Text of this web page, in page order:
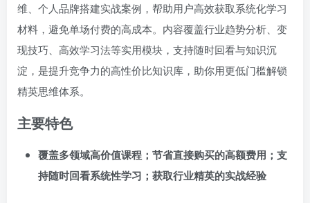
维、个人品牌搭建实战案例，帮助用户高效获取系统化学习
材料，避免单场付费的高成本。内容覆盖行业趋势分析、变
现技巧、高效学习法等实用模块，支持随时回看与知识沉
淀，是提升竞争力的高性价比知识库，助你用更低门槛解锁
精英思维体系。
主要特色
覆盖多领域高价值课程；节省直接购买的高额费用；支
持随时回看系统性学习；获取行业精英的实战经验